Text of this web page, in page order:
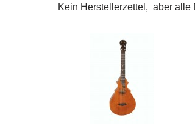
Kein Herstellerzettel, aber alle